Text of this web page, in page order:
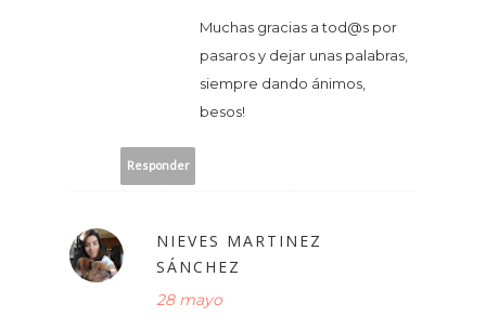
Muchas gracias a tod@s por
pasaros y dejar unas palabras,
siempre dando ánimos,
besos!
Responder
NIEVES MARTINEZ
SÁNCHEZ
28 mayo